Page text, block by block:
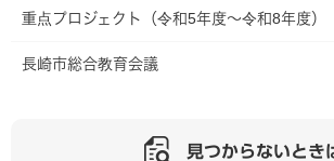
重点プロジェクト（令和5年度～令和8年度）
長崎市総合教育会議
見つからないとき